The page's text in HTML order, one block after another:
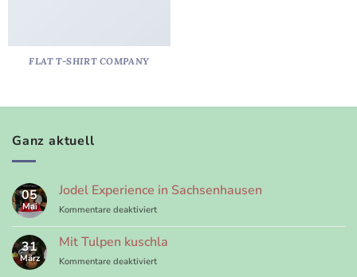
FLAT T-SHIRT COMPANY
Ganz aktuell
05
Mai
Jodel Experience in Sachsenhausen
Kommentare deaktiviertfür
Experience
in
Sachsenhausen
31
März
Mit Tulpen kuschla
Kommentare deaktiviertfür